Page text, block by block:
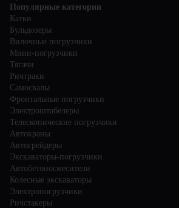
Популярные категории
Катки
Бульдозеры
Вилочные погрузчики
Мини-погрузчики
Тягачи
Ричтраки
Самосвалы
Фронтальные погрузчики
Электроштабелеры
Телескопические погрузчики
Автокраны
Автогрейдеры
Экскаваторы-погрузчики
Автобетоносмесители
Колесные экскаваторы
Электропогрузчики
Ричстакеры